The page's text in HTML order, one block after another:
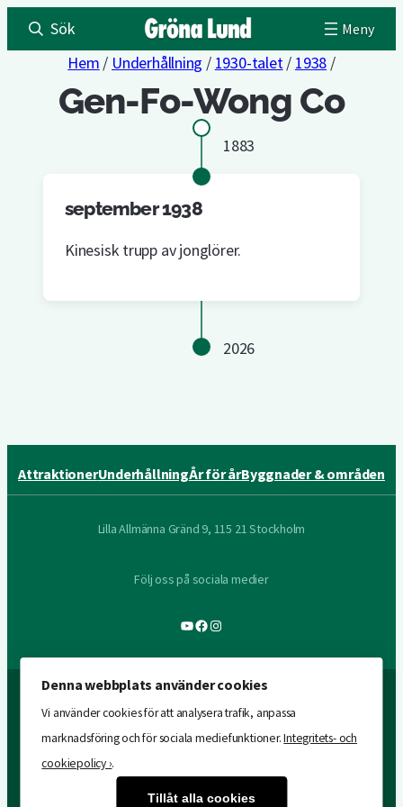
Sök
Hem / Underhållning / 1930-talet/ 1938 /
Gen-Fo-Wong Co
1883
september 1938
Kinesisk trupp av jonglörer.
2026
AttraktionerUnderhållningÅr för årByggnader & områden
Lilla Allmänna Gränd 9, 115 21 Stockholm
Följ oss på sociala medier
YouTube
Facebook
Instagram
Denna webbplats använder cookies
Vi använder cookies för att analysera trafik, anpassa
marknadsföring och för sociala mediefunktioner.Integritets- och
cookiepolicy ›.
Tillåt alla cookies